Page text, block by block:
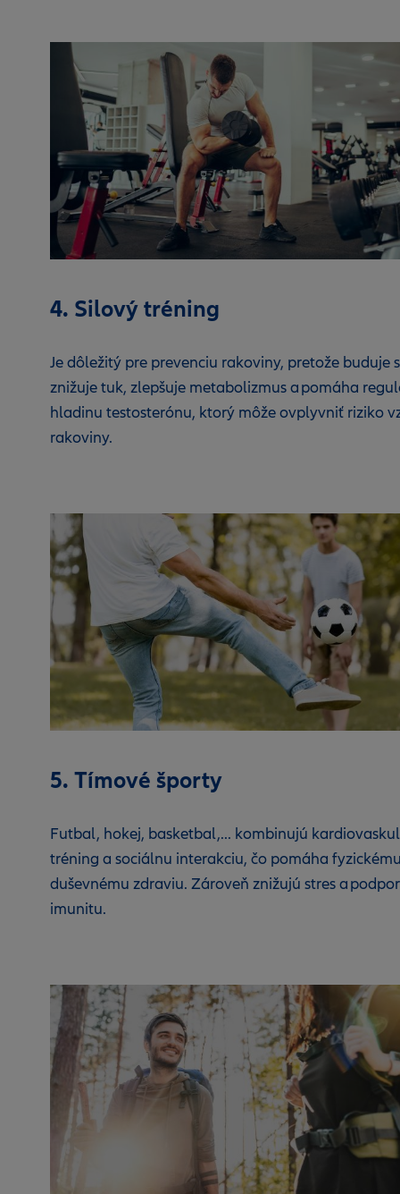
4. Silový tréning
Je dôležitý pre prevenciu rakoviny, pretože buduje
znižuje tuk, zlepšuje metabolizmus a pomáha
hladinu testosterónu, ktorý môže ovplyvniť riziko
rakoviny.
5. Tímové športy
Futbal, hokej, basketbal,... kombinujú
tréning a sociálnu interakciu, čo pomáha
duševnému zdraviu. Zároveň znižujú stres a
imunitu.